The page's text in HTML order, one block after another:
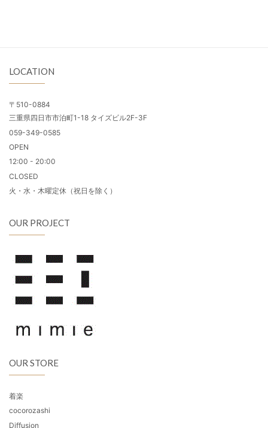
LOCATION
〒510-0884
三重県四日市市泊町1-18 タイズビル2F-3F
059-349-0585
OPEN
12:00 - 20:00
CLOSED
火・水・木曜定休（祝日を除く）
OUR PROJECT
OUR STORE
着楽
cocorozashi
Diffusion